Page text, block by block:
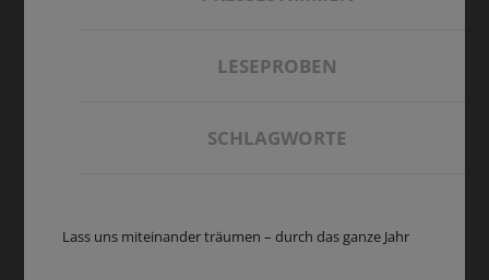
LESEPROBEN
SCHLAGWORTE
Lass uns miteinander träumen – durch das ganze Jahr